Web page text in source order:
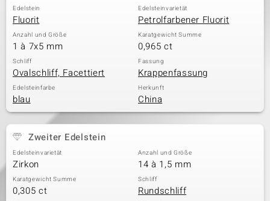
Edelstein
Fluorit
Edelsteinvarietät
Petrolfarbener Fluorit
Anzahl und Größe
1 à 7x5 mm
Karatgewicht Summe
0,965 ct
Schliff
Ovalschliff, Facettiert
Fassung
Krappenfassung
Edelsteinfarbe
blau
Herkunft
China
Zweiter Edelstein
Edelsteinvarietät
Zirkon
Anzahl und Größe
14 à 1,5 mm
Karatgewicht Summe
0,305 ct
Schliff
Rundschliff